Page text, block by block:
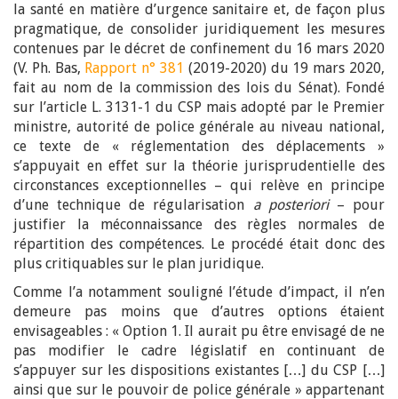
la santé en matière d’urgence sanitaire et, de façon plus
pragmatique, de consolider juridiquement les mesures
contenues par le décret de confinement du 16 mars 2020
(V. Ph. Bas, Rapport n° 381 (2019-2020) du 19 mars 2020,
fait au nom de la commission des lois du Sénat). Fondé
sur l’article L. 3131-1 du CSP mais adopté par le Premier
ministre, autorité de police générale au niveau national,
ce texte de « réglementation des déplacements »
s’appuyait en effet sur la théorie jurisprudentielle des
circonstances exceptionnelles – qui relève en principe
d’une technique de régularisation a posteriori– pour
justifier la méconnaissance des règles normales de
répartition des compétences. Le procédé était donc des
plus critiquables sur le plan juridique.
Comme l’a notamment souligné l’étude d’impact, il n’en
demeure pas moins que d’autres options étaient
envisageables : « Option 1. Il aurait pu être envisagé de ne
pas modifier le cadre législatif en continuant de
s’appuyer sur les dispositions existantes […] du CSP […]
ainsi que sur le pouvoir de police générale » appartenant